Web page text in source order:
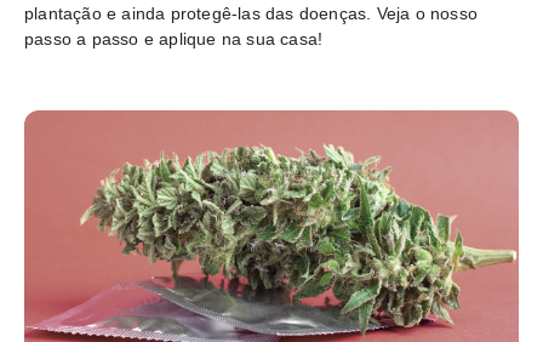
plantação e ainda protegê-las das doenças. Veja o nosso
passo a passo e aplique na sua casa!